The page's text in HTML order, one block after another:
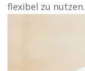
flexibel zu nutzen.